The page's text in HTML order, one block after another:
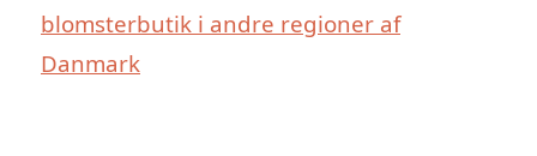
blomsterbutik i andre regioner af
Danmark